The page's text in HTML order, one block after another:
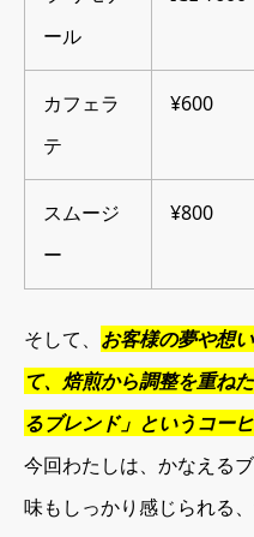
ール
カフェラ
テ
¥600
スムージ
ー
¥800
そして、 お客様の夢や想
て、焙煎から調整を重ね
るブレンド」というコー
今回わたしは、かなえる
味もしっかり感じられる